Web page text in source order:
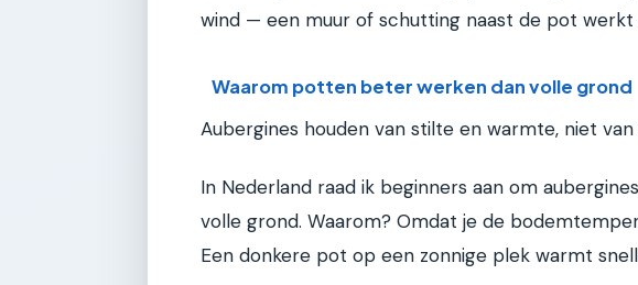
wind — een muur of schutting naast de pot werkt
Waarom potten beter werken dan volle grond
Aubergines houden van stilte en warmte, niet
In Nederland raad ik beginners aan om
volle grond. Waarom? Omdat je de
Een donkere pot op een zonnige plek warmt